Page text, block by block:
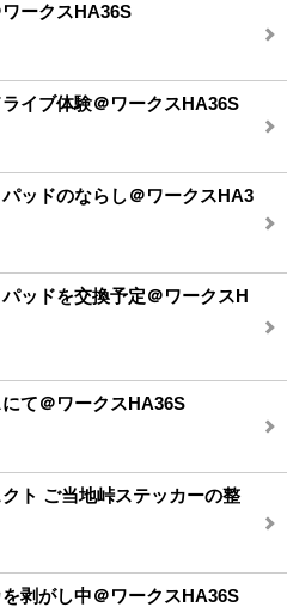
ークスHA36S
イブ体験＠ワークスHA36S
ッドのならし＠ワークスHA3
ッドを交換予定＠ワークスH
て＠ワークスHA36S
ト ご当地峠ステッカーの整
剥がし中＠ワークスHA36S